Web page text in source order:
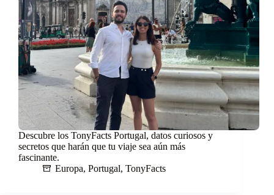
Descubre los TonyFacts Portugal, datos curiosos y
secretos que harán que tu viaje sea aún más
fascinante.
Europa, Portugal, TonyFacts